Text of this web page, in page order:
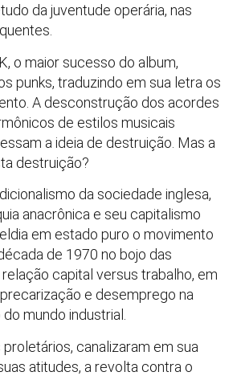
da juventude operária, nas
o maior sucesso do album,
punks, traduzindo em sua letra os
A desconstrução dos acordes
de estilos musicais
a ideia de destruição. Mas a
destruição?
da sociedade inglesa,
anacrônica e seu capitalismo
em estado puro o movimento
de 1970 no bojo das
capital versus trabalho, em
e desemprego na
mundo industrial.
proletários, canalizaram em sua
atitudes, a revolta contra o